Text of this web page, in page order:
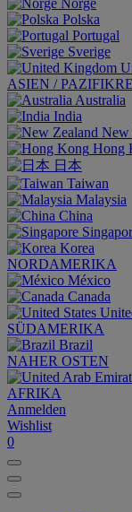
Norge
Polska
Portugal
Sverige
ASIEN /
Australia
India
New
Hong
日本
Taiwan
Malaysia
China
Korea
NORDAMERIKA
México
Canada
SÜDAMERIKA
Brazil
NAHER OSTEN
AFRIKA
Anmelden
Wishlist
0